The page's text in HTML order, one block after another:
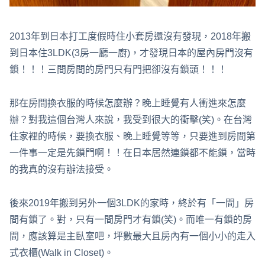
2013年到日本打工度假時住小套房還沒有發現，2018年搬
到日本住3LDK(3房一廳一廚)，才發現日本的屋內房門沒有
鎖！！！三間房間的房門只有門把卻沒有鎖頭！！！
那在房間換衣服的時候怎麼辦？晚上睡覺有人衝進來怎麼
辦？對我這個台灣人來說，我受到很大的衝擊(笑)。在台灣
住家裡的時候，要換衣服、晚上睡覺等等，只要進到房間第
一件事一定是先鎖門啊！！在日本居然連鎖都不能鎖，當時
的我真的沒有辦法接受。
後來2019年搬到另外一個3LDK的家時，終於有「一間」房
間有鎖了。對，只有一間房門才有鎖(笑)。而唯一有鎖的房
間，應該算是主臥室吧，坪數最大且房內有一個小小的走入
式衣櫃(Walk in Closet)。